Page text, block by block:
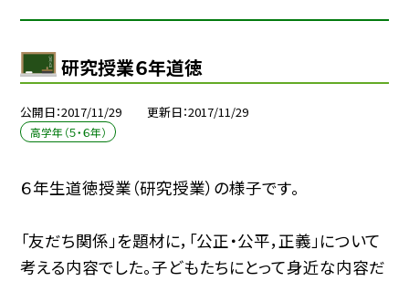
研究授業６年道徳
公開日 2017/11/29 更新日 2017/11/29
高学年（５・６年）
６年生道徳授業（研究授業）の様子です。
「友だち関係」を題材に，「公正・公平，正義」について
考える内容でした。子どもたちにとって身近な内容だ